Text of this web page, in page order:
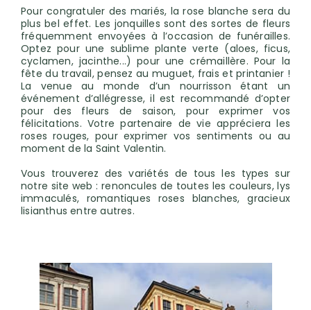
Pour congratuler des mariés, la rose blanche sera du
plus bel effet. Les jonquilles sont des sortes de fleurs
fréquemment envoyées à l’occasion de funérailles.
Optez pour une sublime plante verte (aloes, ficus,
cyclamen, jacinthe...) pour une crémaillère. Pour la
fête du travail, pensez au muguet, frais et printanier !
La venue au monde d’un nourrisson étant un
événement d’allégresse, il est recommandé d’opter
pour des fleurs de saison, pour exprimer vos
félicitations. Votre partenaire de vie appréciera les
roses rouges, pour exprimer vos sentiments ou au
moment de la Saint Valentin.
Vous trouverez des variétés de tous les types sur
notre site web : renoncules de toutes les couleurs, lys
immaculés, romantiques roses blanches, gracieux
lisianthus entre autres.